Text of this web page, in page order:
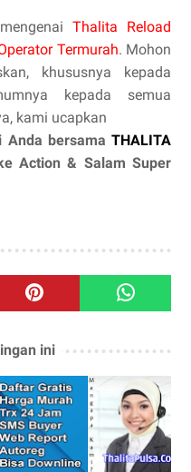
Thalita Reload
Termurah. Mohon
khususnya kepada
kepada semua
kami ucapkan
Anda bersama THALITA
Action & Salam Super
ini